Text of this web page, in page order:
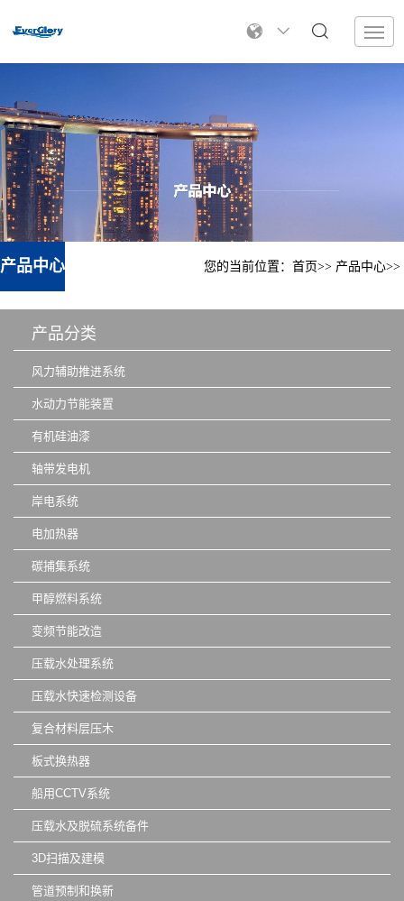
产品中心 您的当前位置： 首页 产品中心
产品分类
风力辅助推进系统
水动力节能装置
有机硅油漆
轴带发电机
岸电系统
电加热器
碳捕集系统
甲醇燃料系统
变频节能改造
压载水处理系统
压载水快速检测设备
复合材料层压木
板式换热器
船用CCTV系统
压载水及脱硫系统备件
3D扫描及建模
管道预制和换新